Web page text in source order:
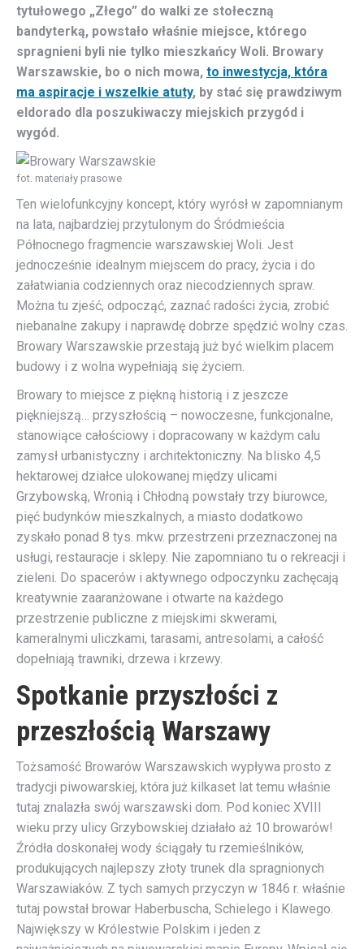
tytułowego „Złego” do walki ze stołeczną
bandyterką, powstało właśnie miejsce, którego
spragnieni byli nie tylko mieszkańcy Woli. Browary
Warszawskie, bo o nich mowa, to inwestycja, która
ma aspiracje i wszelkie atuty, by stać się prawdziwym
eldorado dla poszukiwaczy miejskich przygód i
wygód.
fot. materiały prasowe
Ten wielofunkcyjny koncept, który wyrósł w zapomnianym
na lata, najbardziej przytulonym do Śródmieścia
Północnego fragmencie warszawskiej Woli. Jest
jednocześnie idealnym miejscem do pracy, życia i do
załatwiania codziennych oraz niecodziennych spraw.
Można tu zjeść, odpocząć, zaznać radości życia, zrobić
niebanalne zakupy i naprawdę dobrze spędzić wolny czas.
Browary Warszawskie przestają już być wielkim placem
budowy i z wolna wypełniają się życiem.
Browary to miejsce z piękną historią i z jeszcze
piękniejszą… przyszłością – nowoczesne, funkcjonalne,
stanowiące całościowy i dopracowany w każdym calu
zamysł urbanistyczny i architektoniczny. Na blisko 4,5
hektarowej działce ulokowanej między ulicami
Grzybowską, Wronią i Chłodną powstały trzy biurowce,
pięć budynków mieszkalnych, a miasto dodatkowo
zyskało ponad 8 tys. mkw. przestrzeni przeznaczonej na
usługi, restauracje i sklepy. Nie zapomniano tu o rekreacji i
zieleni. Do spacerów i aktywnego odpoczynku zachęcają
kreatywnie zaaranżowane i otwarte na każdego
przestrzenie publiczne z miejskimi skwerami,
kameralnymi uliczkami, tarasami, antresolami, a całość
dopełniają trawniki, drzewa i krzewy.
Spotkanie przyszłości z
przeszłością Warszawy
Tożsamość Browarów Warszawskich wypływa prosto z
tradycji piwowarskiej, która już kilkaset lat temu właśnie
tutaj znalazła swój warszawski dom. Pod koniec XVIII
wieku przy ulicy Grzybowskiej działało aż 10 browarów!
Źródła doskonałej wody ściągały tu rzemieślników,
produkujących najlepszy złoty trunek dla spragnionych
Warszawiaków. Z tych samych przyczyn w 1846 r. właśnie
tutaj powstał browar Haberbuscha, Schielego i Klawego.
Największy w Królestwie Polskim i jeden z